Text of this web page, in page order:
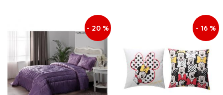
- 20 % - 16 %